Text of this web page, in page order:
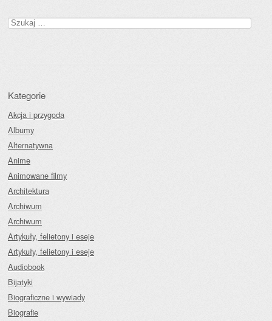
Szukaj:
Kategorie
Akcja i przygoda
Albumy
Alternatywna
Anime
Animowane filmy
Architektura
Archiwum
Archiwum
Artykuły, felietony i eseje
Artykuły, felietony i eseje
Audiobook
Bijatyki
Biograficzne i wywiady
Biografie